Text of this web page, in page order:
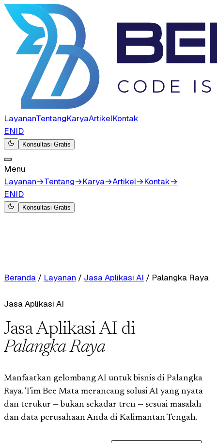
LayananTentangKaryaArtikelKontak
ENID
Konsultasi Gratis
Menu
Layanan→Tentang→Karya→Artikel→Kontak→
ENID
Konsultasi Gratis
Beranda / Layanan / Jasa Aplikasi AI / Palangka Raya
Jasa Aplikasi AI
Jasa Aplikasi AI di
Palangka Raya
Manfaatkan gelombang AI untuk bisnis di Palangka
Raya. Tim Bee Mata merancang solusi AI yang nyata
dan terukur — bukan sekadar tren — sesuai masalah
dan data perusahaan Anda di Kalimantan Tengah.